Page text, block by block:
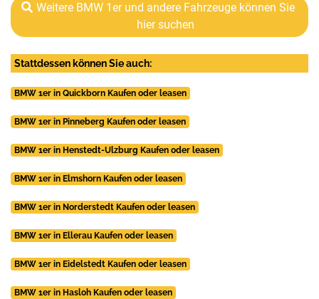
Weitere BMW 1er und andere Fahrzeuge können Sie
hier suchen
Stattdessen können Sie auch:
BMW 1er in Quickborn Kaufen oder leasen
BMW 1er in Pinneberg Kaufen oder leasen
BMW 1er in Henstedt-Ulzburg Kaufen oder leasen
BMW 1er in Elmshorn Kaufen oder leasen
BMW 1er in Norderstedt Kaufen oder leasen
BMW 1er in Ellerau Kaufen oder leasen
BMW 1er in Eidelstedt Kaufen oder leasen
BMW 1er in Hasloh Kaufen oder leasen